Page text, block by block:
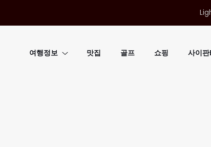
여행정보 맛집 골프 쇼핑 사이